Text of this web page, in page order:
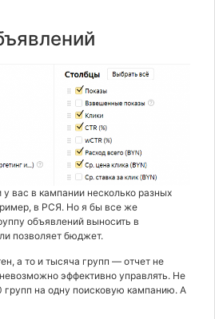
вас в кампании несколько разных
в РСЯ. Но я бы все же
объявлений выносить в
позволяет бюджет.
а то и тысяча групп — отчет не
эффективно управлять. Не
на одну поисковую кампанию. А